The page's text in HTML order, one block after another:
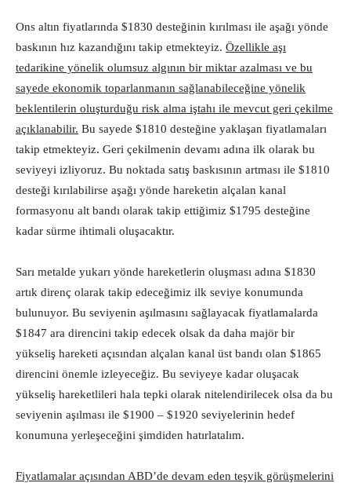
Ons altın fiyatlarında $1830 desteğinin kırılması ile aşağı yönde
baskının hız kazandığını takip etmekteyiz. Özellikle aşı
tedarikine yönelik olumsuz algının bir miktar azalması ve bu
sayede ekonomik toparlanmanın sağlanabileceğine yönelik
beklentilerin oluşturduğu risk alma iştahı ile mevcut geri çekilme
açıklanabilir. Bu sayede $1810 desteğine yaklaşan fiyatlamaları
takip etmekteyiz. Geri çekilmenin devamı adına ilk olarak bu
seviyeyi izliyoruz. Bu noktada satış baskısının artması ile $1810
desteği kırılabilirse aşağı yönde hareketin alçalan kanal
formasyonu alt bandı olarak takip ettiğimiz $1795 desteğine
kadar sürme ihtimali oluşacaktır.
Sarı metalde yukarı yönde hareketlerin oluşması adına $1830
artık direnç olarak takip edeceğimiz ilk seviye konumunda
bulunuyor. Bu seviyenin aşılmasını sağlayacak fiyatlamalarda
$1847 ara direncini takip edecek olsak da daha majör bir
yükseliş hareketi açısından alçalan kanal üst bandı olan $1865
direncini önemle izleyeceğiz. Bu seviyeye kadar oluşacak
yükseliş hareketlileri hala tepki olarak nitelendirilecek olsa da bu
seviyenin aşılması ile $1900 – $1920 seviyelerinin hedef
konumuna yerleşeceğini şimdiden hatırlatalım.
Fiyatlamalar açısından ABD’de devam eden teşvik görüşmelerini